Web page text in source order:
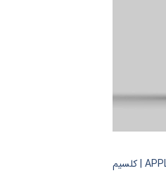
APPLIED Calcium Magnesium – 60 caps | کلسیم